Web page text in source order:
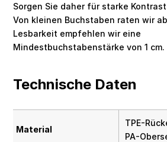
Sorgen Sie daher für starke
Von kleinen Buchstaben raten wir
Lesbarkeit empfehlen wir eine
Mindestbuchstabenstärke von 1 cm.
Technische Daten
Material
TPE-
PA-